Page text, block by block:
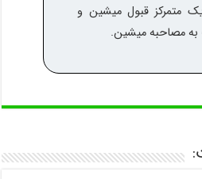
متمرکز قبول میشین و
به مصاحبه میشین.